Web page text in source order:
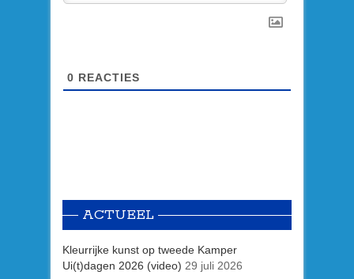
0 REACTIES
ACTUEEL
Kleurrijke kunst op tweede Kamper
Ui(t)dagen 2026 (video) 29 juli 2026